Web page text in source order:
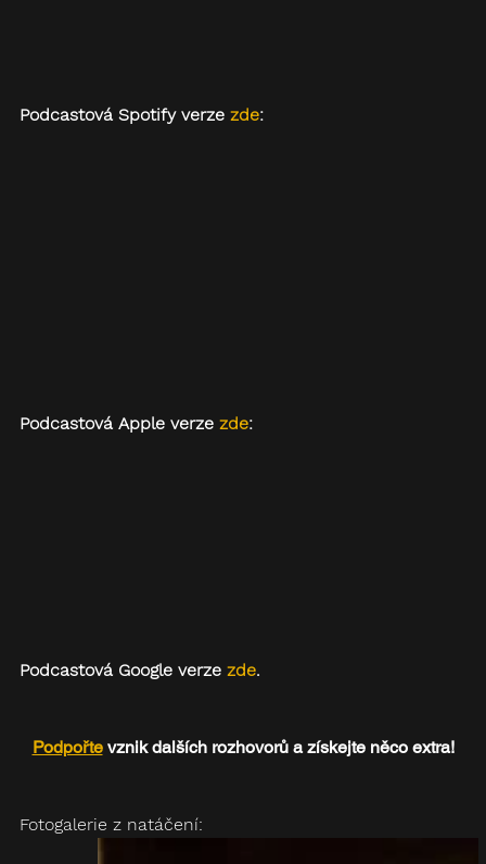
Podcastová Spotify verze zde:
Podcastová Apple verze zde:
Podcastová Google verze zde.
Podpořte vznik dalších rozhovorů a získejte něco extra!
Fotogalerie z natáčení: